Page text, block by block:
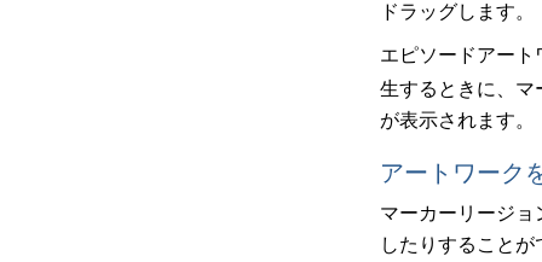
ドラッグします。
エピソードアー
生するときに、マ
が表示されます。
アートワーク
マーカーリージ
したりすること